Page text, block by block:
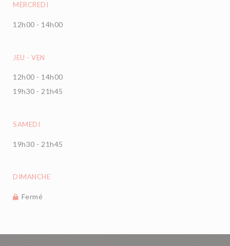
MERCREDI
12h00 - 14h00
JEU - VEN
12h00 - 14h00
19h30 - 21h45
SAMEDI
19h30 - 21h45
DIMANCHE
Fermé